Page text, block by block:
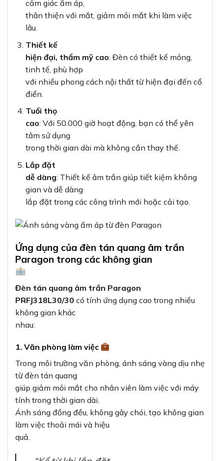
cảm giác ấm áp,
thân thiện với mắt, giảm mỏi mắt khi làm việc
lâu.
Thiết kế
hiện đại, thẩm mỹ cao: Đèn có thiết kế mỏng,
tinh tế, phù hợp
với nhiều phong cách nội thất từ hiện đại đến cổ
điển.
Tuổi thọ
cao: Với 50.000 giờ hoạt động, bạn có thể yên
tâm sử dụng
trong thời gian dài mà không cần thay thế.
Lắp đặt
dễ dàng: Thiết kế âm trần giúp tiết kiệm không
gian và dễ dàng
lắp đặt trong các công trình mới hoặc cải tạo.
Ứng dụng của đèn tán quang âm trần
Paragon trong các không gian
Đèn tán quang âm trần Paragon
PRFJ318L30/30 có tính ứng dụng cao trong nhiều
không gian khác
nhau:
1. Văn phòng làm việc
Trong môi trường văn phòng, ánh sáng vàng dịu nhẹ
từ đèn tán quang
giúp giảm mỏi mắt cho nhân viên làm việc với máy
tính trong thời gian dài.
Ánh sáng đồng đều, không gây chói, tạo không gian
làm việc thoải mái và hiệu
quả.